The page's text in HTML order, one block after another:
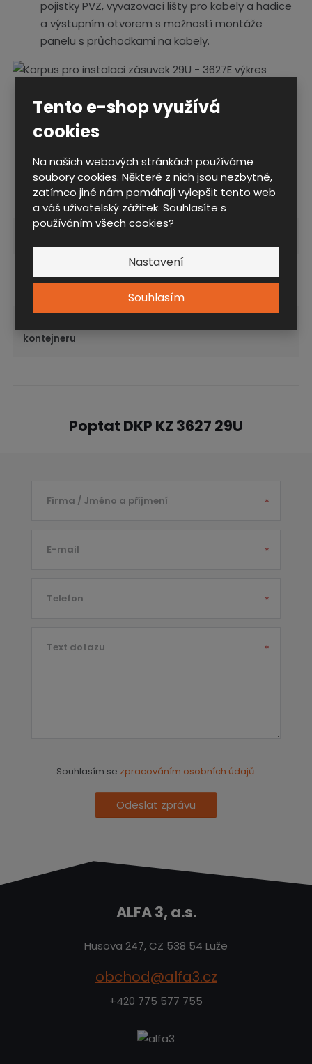
Tento e-shop využívá
cookies
Na našich webových stránkách používáme
soubory cookies. Některé z nich jsou nezbytné,
zatímco jiné nám pomáhají vylepšit tento web
a váš uživatelský zážitek. Souhlasíte s
používáním všech cookies?
Nastavení
Souhlasím
pojistky PVZ, vyvazovací lišty pro kabely a hadice
a výstupním otvorem s možností montáže
panelu s průchodkami na kabely.
Zeptejte se odborníka
Technické parametry
zásuvek
kontejneru
Poptat DKP KZ 3627 29U
Firma / Jméno a příjmení *
E-mail *
Telefon *
Text dotazu *
Odeslat zprávu
Souhlasím se zpracováním osobních údajů.
ALFA 3, a.s.
Husova 247, CZ 538 54 Luže
obchod@alfa3.cz
+420 775 577 755